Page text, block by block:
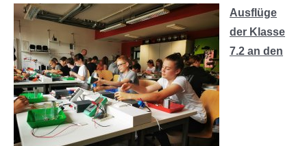
Ausflüge
der Klasse
7.2 an den